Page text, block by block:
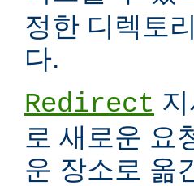
정한 디렉토
다.
Redirect
로 새로운 요
운 장소로 옮